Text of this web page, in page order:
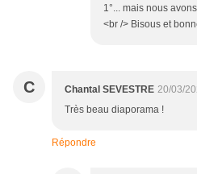
1°... mais nous
<br /> Bisous et
C Chantal SEVESTRE 20/03/
Très beau diaporama !
Répondre